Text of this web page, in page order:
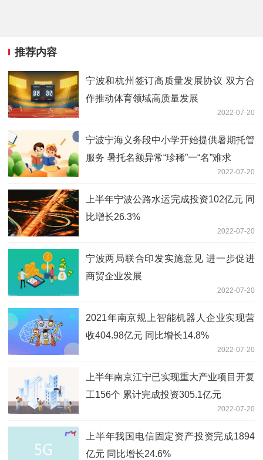
推荐内容
宁波和杭州签订高质量发展协议 双方合
作推动体育领域高质量发展
2022-07-20
宁波宁海义务段中小学开始提供暑期托管
服务 暑托名额异常“珍稀”一“名”难求
2022-07-20
上半年宁波公路水运完成投资102亿元 同
比增长26.3%
2022-07-20
宁波两局联合印发实施意见 进一步促进
商贸企业发展
2022-07-20
2021年南京规上智能机器人企业实现营
收404.98亿元 同比增长14.8%
2022-07-20
上半年南京江宁已实现重大产业项目开复
工156个 累计完成投资305.1亿元
2022-07-20
上半年我国电信固定资产投资完成1894
亿元 同比增长24.6%